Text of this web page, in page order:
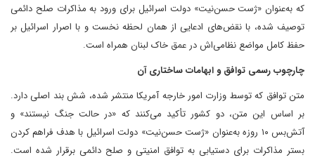
که به‌عنوان «ژست حسن‌نیت» دولت اسرائیل برای ورود به مذاکرات صلح دائمی
توصیف شده، با نقض‌های ادعایی از همان لحظه نخست و با اصرار اسرائیل بر
حفظ کامل مواضع نظامی‌اش در عمق خاک لبنان همراه است.
چارچوب رسمی توافق و ابهامات ساختاری آن
متن توافق که توسط وزارت امور خارجه آمریکا منتشر شده، شش بند اصلی دارد.
بر اساس این متن، دو کشور تأکید می‌کنند که «در حالت جنگ نیستند» و
آتش‌بس ۱۰ روزه به‌عنوان «ژست حسن‌نیت» دولت اسرائیل با هدف فراهم کردن
بستر مذاکرات برای دستیابی به توافق امنیتی و صلح دائمی برقرار شده است.